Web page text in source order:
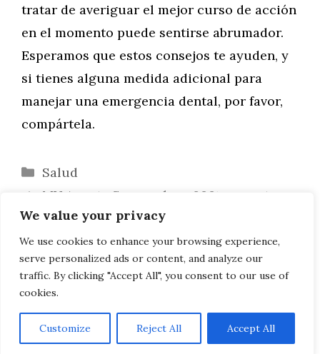
We value your privacy
We use cookies to enhance your browsing experience,
serve personalized ads or content, and analyze our
traffic. By clicking "Accept All", you consent to our use of
cookies.
Customize Reject All Accept All
tratar de averiguar el mejor curso de acción
en el momento puede sentirse abrumador.
Esperamos que estos consejos te ayuden, y
si tienes alguna medida adicional para
manejar una emergencia dental, por favor,
compártela.
Categorías
Salud
MV Agusta Superveloce 800: neo-retro
deportivo
Prueba en carretera de la Harley
Davidson Street Glide 2016
AVISO LEGAL, POLITICA DE PRIVACIDAD, COOKIES